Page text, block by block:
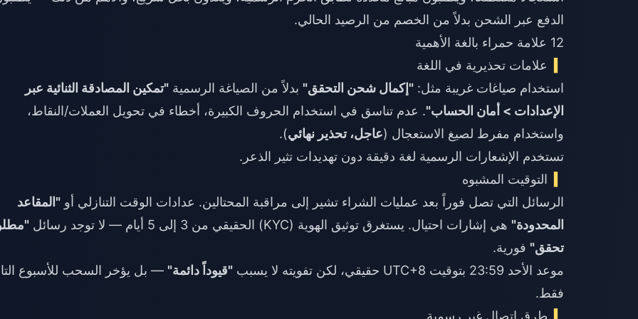
الدفع عبر الشحن بدلاً من الخصم من الرصيد الحالي.
12 علامة حمراء بالغة الأهمية
علامات تحذيرية في اللغة
استخدام صياغات غريبة مثل: "إكمال شحن التحقق" بدلاً من الصياغة الرسمية "تمكين المصادقة الثنائية عبر
الإعدادات > أمان الحساب". عدم تناسق في استخدام الحروف الكبيرة، أخطاء في تحويل العملات/النقاط،
واستخدام مفرط لصيغ الاستعجال (عاجل، تحذير نهائي).
تستخدم الإشعارات الرسمية لغة دقيقة دون تهديدات تثير الذعر.
التوقيت المشبوه
الرسائل التي تصل فوراً بعد عمليات الشراء تشير إلى مراقبة المحتالين. عدادات الوقت التنازلي أو "المقاعد
المحدودة" هي إشارات احتيال. يستغرق توثيق الهوية (KYC) الحقيقي من 3 إلى 5 أيام — لا توجد رسائل
تحقق" فورية.
موعد الأحد 23:59 بتوقيت UTC+8 حقيقي، لكن تفويته لا يسبب
"قيوداً دائمة" — بل يؤخر السحب للأسبوع
فقط.
طرق اتصال غير رسمية